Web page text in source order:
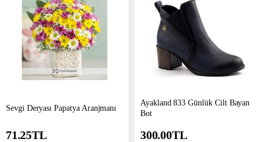
Sevgi Deryası Papatya Aranjmanı
71.25TL
Ayakland 833 Günlük Cilt Bayan
Bot
300.00TL